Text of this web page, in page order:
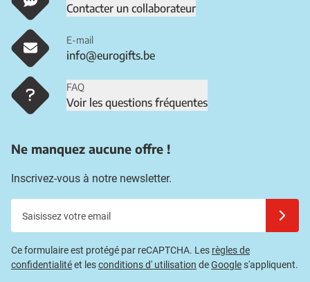
Contacter un collaborateur
E-mail
info@eurogifts.be
FAQ
Voir les questions fréquentes
Ne manquez aucune offre !
Inscrivez-vous à notre newsletter.
Ce formulaire est protégé par reCAPTCHA. Les règles de
confidentialitéet lesconditions d' utilisation deGoogles'appliquent.